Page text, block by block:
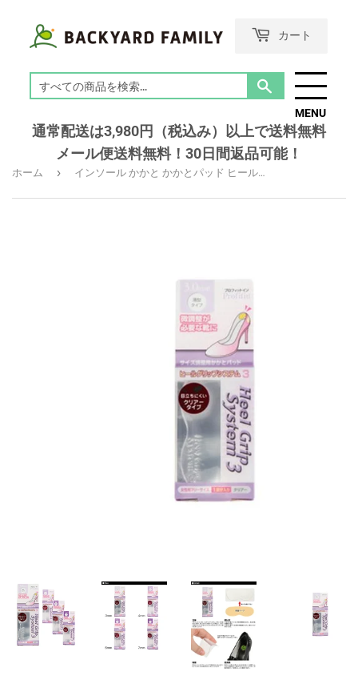
カート
索
る
MENU
通常配送は3,980円（税込み）以上で送料無料
メール便送料無料！30日間返品可能！
ホーム › インソール かかと かかとパッド ヒールグリップ かかと 靴ズレ予防 定番 サイズ調整用 女性用 インソール クリア システム